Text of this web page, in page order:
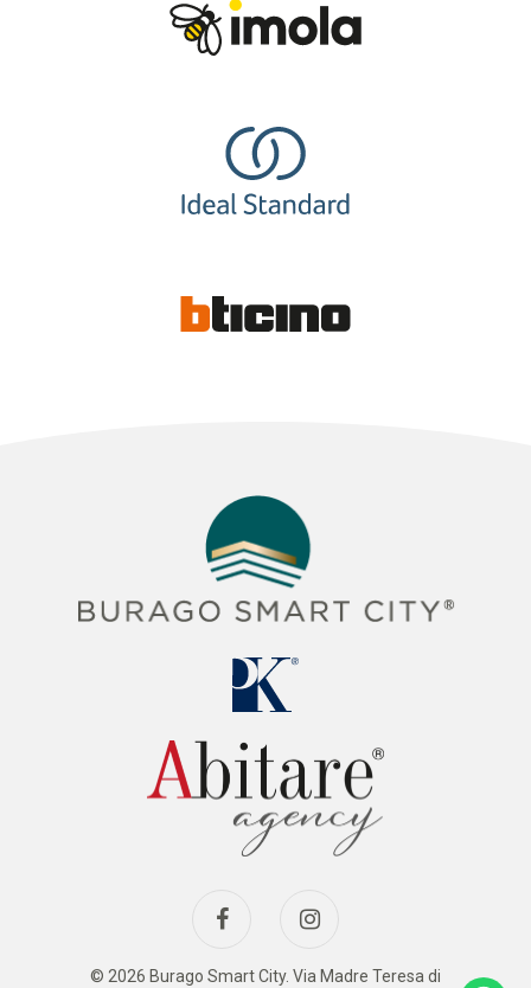
© 2026 Burago Smart City. Via Madre Teresa di